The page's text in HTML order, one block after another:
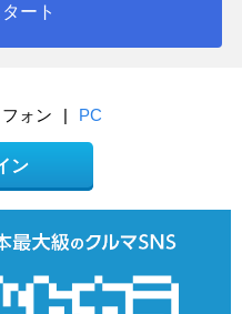
ート
ォン | PC
ン